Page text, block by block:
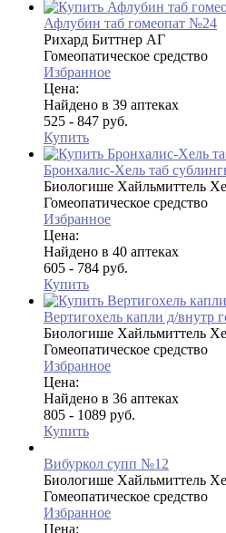
Афлубин таб гомеопат №24
Рихард Биттнер АГ
Гомеопатическое средство
Избранное
Цена:
Найдено в 39 аптеках
525 - 847 руб.
Купить
Бронхалис-Хель таб
Биологише Хайльмиттель
Гомеопатическое средство
Избранное
Цена:
Найдено в 40 аптеках
605 - 784 руб.
Купить
Вертигохель капли д/внутр
Биологише Хайльмиттель
Гомеопатическое средство
Избранное
Цена:
Найдено в 36 аптеках
805 - 1089 руб.
Купить
Вибуркол супп №12
Биологише Хайльмиттель
Гомеопатическое средство
Избранное
Цена: